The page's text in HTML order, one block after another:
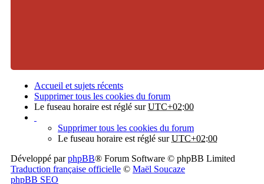
Accueil et sujets récents
Supprimer tous les cookies du forum
Le fuseau horaire est réglé surUTC+02:00
Supprimer tous les cookies du forum
Le fuseau horaire est réglé surUTC+02:00
Développé parphpBB® Forum Software © phpBB Limited
Traduction française officielle © Maël Soucaze
phpBB SEO